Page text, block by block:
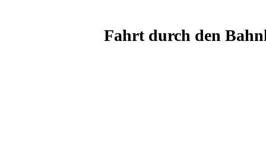
Fahrt durch den